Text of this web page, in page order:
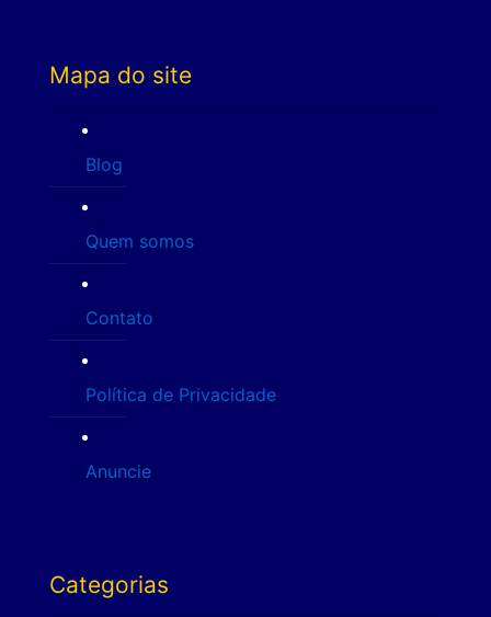
Mapa do site
Blog
Quem somos
Contato
Política de Privacidade
Anuncie
Categorias